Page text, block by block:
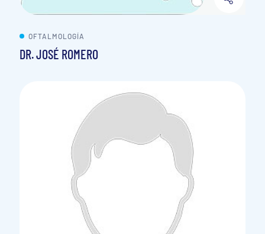
OFTALMOLOGÍA
DR. JOSÉ ROMERO